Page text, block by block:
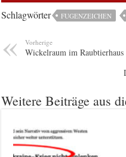
Schlagwörter FUGENZEICHEN
Vorherige
Wickelraum im Raubtierhaus
Weitere Beiträge aus